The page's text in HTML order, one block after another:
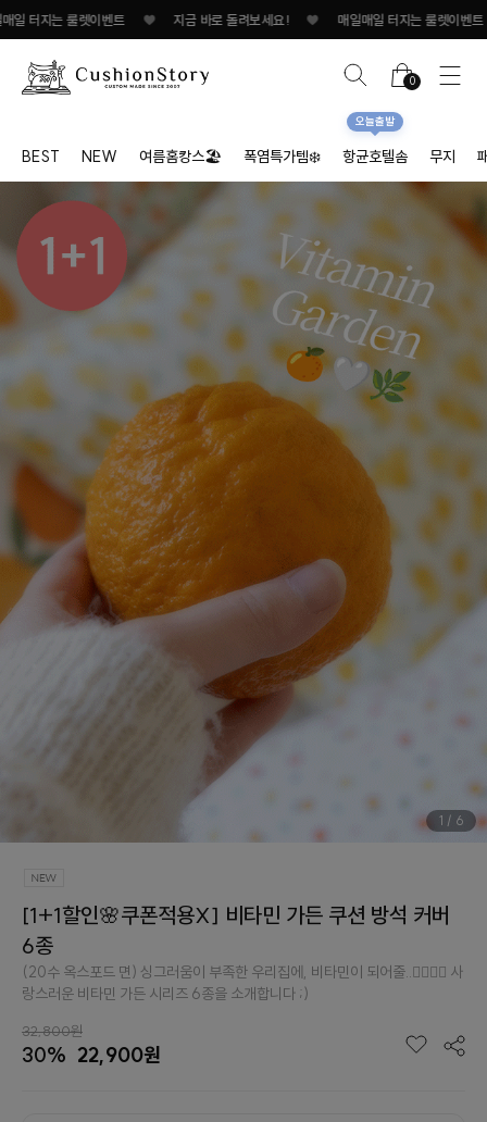
렛이벤트 ♥ 지금 바로 돌려보세요! ♥ 매일매일 터지는 룰렛이벤트 ♥ 지
0
BEST NEW 여름홈캉스🏖 폭염특가템❄️ 항균호텔솜
오늘출발
무지
1 / 6
[1+1할인🌸쿠폰적용X] 비타민 가든 쿠션 방석 커버
6종
(20수 옥스포드 면) 싱그러움이 부족한 우리집에, 비타민이 되어줄..👉🏻👈🏻 사
랑스러운 비타민 가든 시리즈 6종을 소개합니다 ;)
32,800원
30% 22,900원